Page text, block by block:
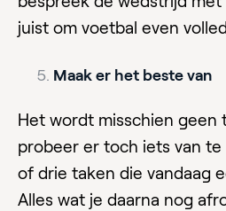
juist om voetbal even
Maak er het beste van
Het wordt misschien geen
probeer er toch iets van te
of drie taken die vandaag
Alles wat je daarna nog